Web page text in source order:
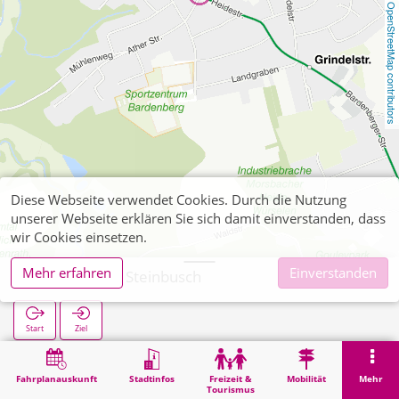
OpenStreetMap contributors
Fahrplanauskunft Stadtinfos
Freizeit &
Tourismus
Mobilität Mehr
Bardenberg Steinbusch
Start Ziel
Suche Bardenberg Steinbusch
Diese Webseite verwendet Cookies. Durch die Nutzung
unserer Webseite erklären Sie sich damit einverstanden, dass
wir Cookies einsetzen.
Mehr erfahren
Einverstanden